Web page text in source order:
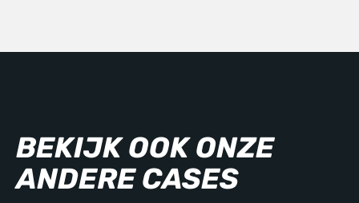
BEKIJK OOK ONZE
ANDERE CASES